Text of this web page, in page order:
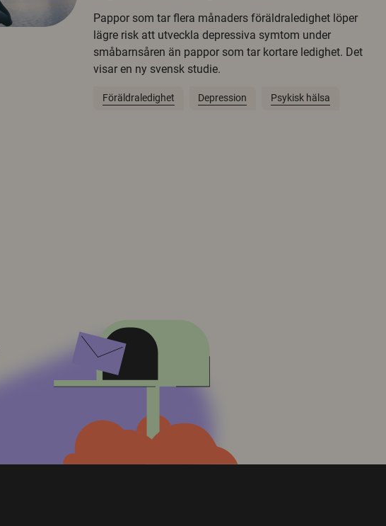
Pappor som tar flera månaders föräldraledighet löper
lägre risk att utveckla depressiva symtom under
småbarnsåren än pappor som tar kortare ledighet. Det
visar en ny svensk studie.
Föräldraledighet Depression Psykisk hälsa